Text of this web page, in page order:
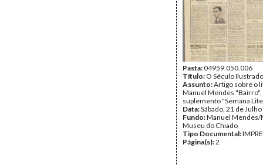
Pasta:04959.050.006
Título: O Século Ilustrado
Assunto:Artigo sobre o
Manuel Mendes "Bairro",
suplemento "Semana
Data:Sábado, 21 de
Fundo:Manuel Mendes/
Museu do Chiado
Tipo Documental:
Página(s):2